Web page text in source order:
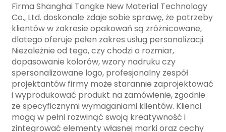
Firma Shanghai Tangke New Material Technology
Co., Ltd. doskonale zdaje sobie sprawę, że potrzeby
klientów w zakresie opakowań są zróżnicowane,
dlatego oferuje pełen zakres usług personalizacji.
Niezależnie od tego, czy chodzi o rozmiar,
dopasowanie kolorów, wzory nadruku czy
spersonalizowane logo, profesjonalny zespół
projektantów firmy może starannie zaprojektować
i wyprodukować produkt na zamówienie, zgodnie
ze specyficznymi wymaganiami klientów. Klienci
mogą w pełni rozwinąć swoją kreatywność i
zintegrować elementy własnej marki oraz cechy